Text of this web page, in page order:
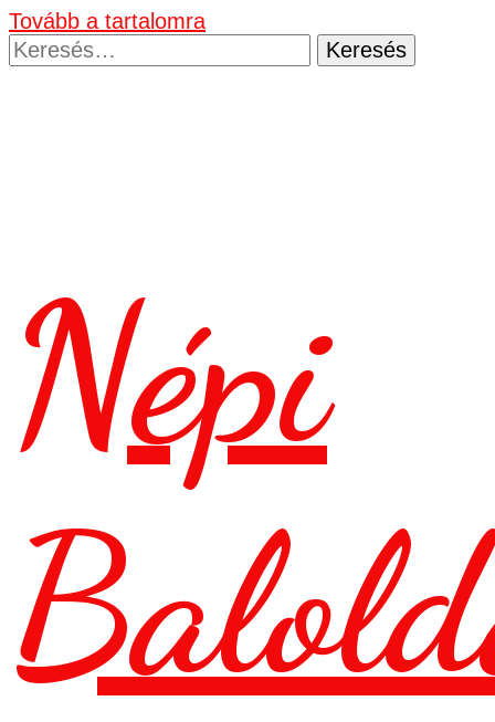
Tovább a tartalomra
Keresés:
Népi